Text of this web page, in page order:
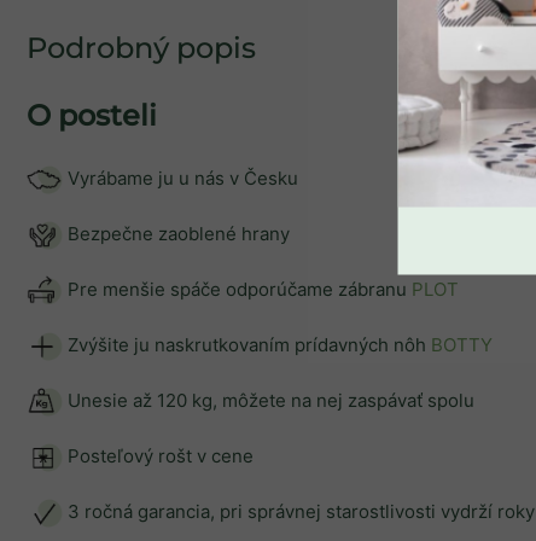
Podrobný popis
O posteli
Vyrábame ju u nás v Česku
Bezpečne zaoblené hrany
Pre menšie spáče odporúčame zábranu PLOT
Zvýšite ju naskrutkovaním prídavných nôh BOTTY
Unesie až 120 kg, môžete na nej zaspávať spolu
Posteľový rošt v cene
3 ročná garancia, pri správnej starostlivosti vydrží roky
Úložný drevený šuplík
+ ďalšie
Vyrobíme počas 1 - 2 týždňov